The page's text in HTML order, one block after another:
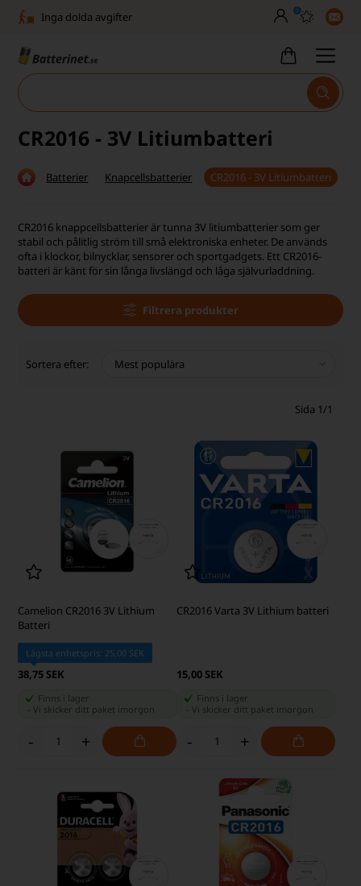
Inga dolda avgifter
Fasta låga priser
Bra Trustscore
Billig leverans från 49,-
Snabb leverans - 1-3 dagar
Fasta låga priser
Bra Trustscore
0
CR2016 - 3V Litiumbatteri
Batterier Knapcellsbatterier CR2016 - 3V Litiumbatteri
CR2016 knappcellsbatterier är tunna 3V litiumbatterier som ger
stabil och pålitlig ström till små elektroniska enheter. De används
ofta i klockor, bilnycklar, sensorer och sportgadgets. Ett CR2016-
batteri är känt för sin långa livslängd och låga självurladdning.
Filtrera produkter
Sortera efter:
Sida 1/1
Camelion CR2016 3V Lithium
Batteri
Lägsta enhetspris: 25,00 SEK
38,75 SEK
Finns i lager
-Vi skicker ditt paket imorgon
- +
CR2016 Varta 3V Lithium batteri
15,00 SEK
Finns i lager
Vi skicker ditt paket imorgon
- +